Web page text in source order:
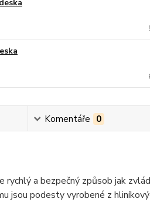
Komentáře 0
a bezpečný způsob jak
jsou podesty vyrobené z